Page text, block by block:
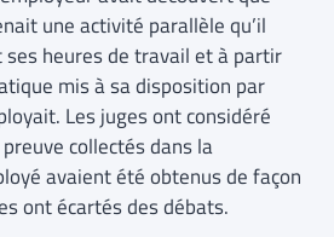
une activité parallèle qu’il
heures de travail et à partir
mis à sa disposition par
Les juges ont considéré
collectés dans la
avaient été obtenus de façon
ont écartés des débats.